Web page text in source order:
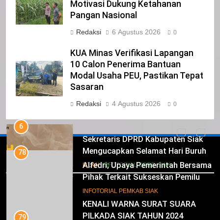
Motivasi Dukung Ketahanan
Pangan Nasional
Redaksi 6 Agustus 2026 0
KUA Minas Verifikasi Lapangan
10 Calon Penerima Bantuan
Modal Usaha PEU, Pastikan Tepat
Sasaran
Redaksi 4 Agustus 2026 0
Iklan
Pemerintah Kabupaten Siak
Mengucapkan Selamat Atas
Pengambilan Sumpah Jabatan
Periode 2025-2030
IKLAN
5
DPRD Kabupaten Siak
Mengucapkan Selamat Hari
IKLAN
6
Sekretaris DPRD Kabupaten Siak
Mengucapkan Selamat Hari Buruh
IKLAN INFOTORIAL DPRD SIAK
KENALI WARNA SURAT SUARA
PILKADA SIAK TAHUN 2024
78
Alfedri; Upaya Pemerintah Bersama
Pihak Terkait Sukseskan Pemilu
2024
INFOTORIAL PEMKAB SIAK
79